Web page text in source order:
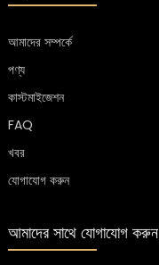
আমাদের সম্পর্কে
পণ্য
কাস্টমাইজেশন
FAQ
খবর
যোগাযোগ করুন
আমাদের সাথে যোগাযোগ করুন